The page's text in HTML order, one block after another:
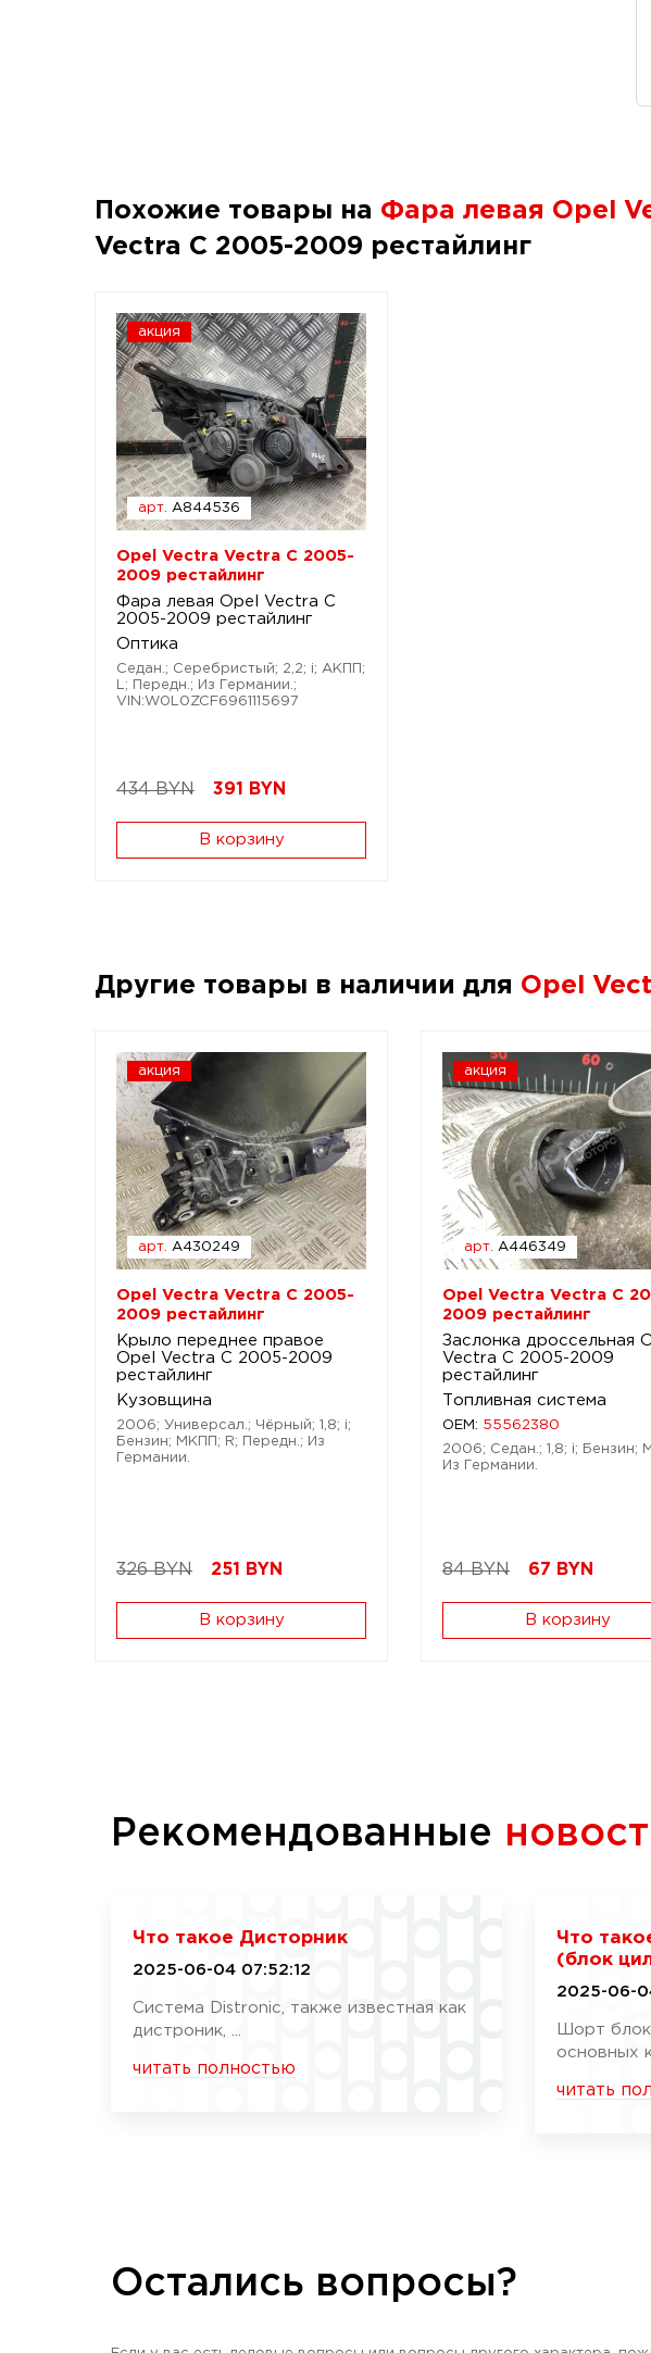
Похожие товары на Фара левая Opel
Vectra C 2005-2009 рестайлинг
акция
арт. A844536
Opel Vectra Vectra C 2005-
2009 рестайлинг
Фара левая Opel Vectra C
2005-2009 рестайлинг
Оптика
Седан.; Серебристый; 2,2; i; АКПП;
L; Передн.; Из Германии.;
VIN:W0L0ZCF6961115697
434 BYN 391 BYN
В корзину
Другие товары в наличии для Opel
акция
арт. A430249
Opel Vectra Vectra C 2005-
2009 рестайлинг
Крыло переднее правое
Opel Vectra C 2005-2009
рестайлинг
Кузовщина
2006; Универсал.; Чёрный; 1,8; i;
Бензин; МКПП; R; Передн.; Из
Германии.
326 BYN 251 BYN
В корзину
акция
арт. A446349
Opel Vectra Vectra C
2009 рестайлинг
Заслонка дроссельная
Vectra C 2005-2009
рестайлинг
Топливная система
OEM: 55562380
2006; Седан.; 1,8; i; Бензин;
Из Германии.
84 BYN 67 BYN
В корзину
Рекомендованные
Что такое Дисторник
2025-06-04 07:52:12
Система Distronic, также известная как
дистроник, ...
читать полностью
Что
(блок
2025-06-
Шорт
основных
читать
Остались вопросы?